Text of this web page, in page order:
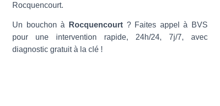
Rocquencourt.
Un bouchon à Rocquencourt? Faites appel à BVS
pour une intervention rapide, 24h/24, 7j/7, avec
diagnostic gratuit à la clé !